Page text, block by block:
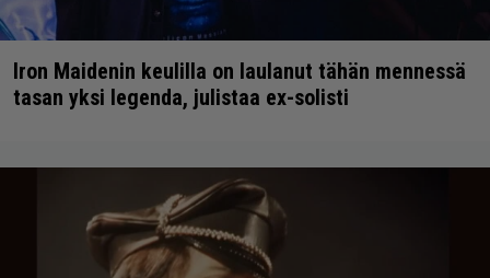
Iron Maidenin keulilla on laulanut tähän mennessä
tasan yksi legenda, julistaa ex-solisti